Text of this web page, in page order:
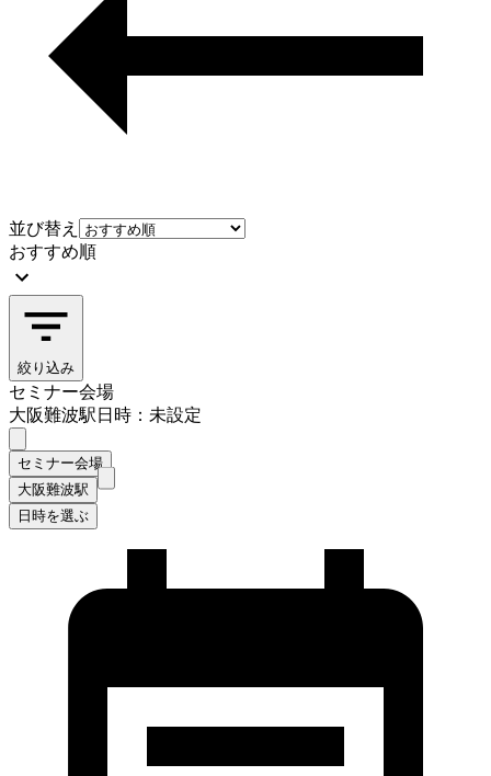
並び替え
おすすめ順
絞り込み
セミナー会場
大阪難波駅日時：未設定
セミナー会場
大阪難波駅
日時を選ぶ